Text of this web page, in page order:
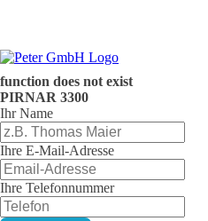
function does not exist
PIRNAR 3300
Ihr Name
Ihre E-Mail-Adresse
Ihre Telefonnummer